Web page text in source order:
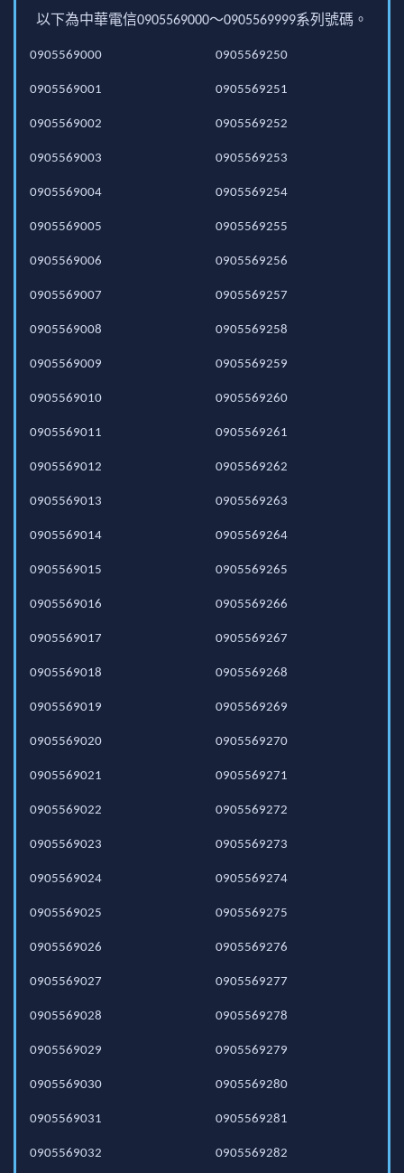
以下為中華電信0905569000～0905569999系列號碼。
0905569000
0905569001
0905569002
0905569003
0905569004
0905569005
0905569006
0905569007
0905569008
0905569009
0905569010
0905569011
0905569012
0905569013
0905569014
0905569015
0905569016
0905569017
0905569018
0905569019
0905569020
0905569021
0905569022
0905569023
0905569024
0905569025
0905569026
0905569027
0905569028
0905569029
0905569030
0905569031
0905569032
0905569250
0905569251
0905569252
0905569253
0905569254
0905569255
0905569256
0905569257
0905569258
0905569259
0905569260
0905569261
0905569262
0905569263
0905569264
0905569265
0905569266
0905569267
0905569268
0905569269
0905569270
0905569271
0905569272
0905569273
0905569274
0905569275
0905569276
0905569277
0905569278
0905569279
0905569280
0905569281
0905569282